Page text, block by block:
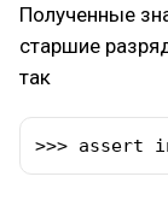
Полученные
старшие
так
>>> assert